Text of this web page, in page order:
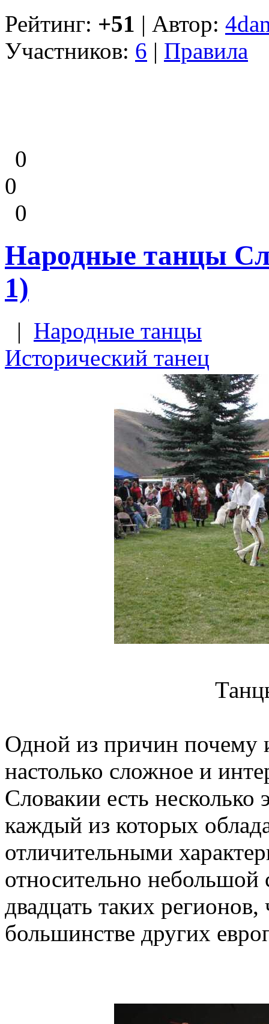
Рейтинг: +51 | Автор:
Участников: 6 | Правила
0
0
0
Народные танцы
1)
| Народные танцы
Исторический танец
Одной из причин почему
настолько сложное и
Словакии есть несколько
каждый из которых
отличительными
относительно небольшой
двадцать таких
большинстве других